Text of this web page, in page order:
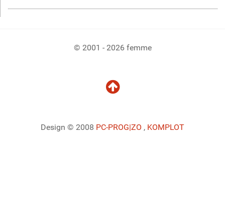
© 2001 - 2026 femme
Design © 2008 PC-PROG|ZO , KOMPLOT